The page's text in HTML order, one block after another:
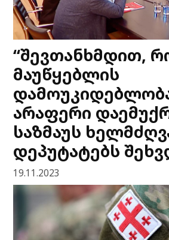
“შევთანხმდით,
მაუწყებლის
არაფერი
საზმაუს
დეპუტატებს
19.11.2023